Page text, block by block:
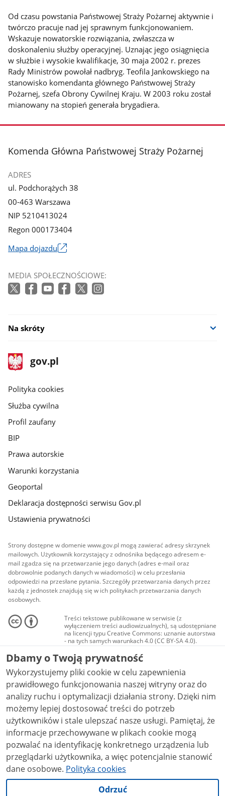
Od czasu powstania Państwowej Straży Pożarnej aktywnie i
twórczo pracuje nad jej sprawnym funkcjonowaniem.
Wskazuje nowatorskie rozwiązania, zwłaszcza w
doskonaleniu służby operacyjnej. Uznając jego osiągnięcia
w służbie i wysokie kwalifikacje, 30 maja 2002 r. prezes
Rady Ministrów powołał nadbryg. Teofila Jankowskiego na
stanowisko komendanta głównego Państwowej Straży
Pożarnej, szefa Obrony Cywilnej Kraju. W 2003 roku został
mianowany na stopień generała brygadiera.
stopka
Komenda Główna Państwowej Straży Pożarnej
ADRES
ul. Podchorążych 38
00-463 Warszawa
NIP 5210413024
Regon 000173404
Mapa dojazdu
się
w
MEDIA SPOŁECZNOŚCIOWE:
Na skróty
stopka
gov.pl
Strona
gov.pl
gov.pl
Polityka cookies
Służba cywilna
Profil zaufany
BIP
Prawa autorskie
Warunki korzystania
Geoportal
Deklaracja dostępności serwisu Gov.pl
Ustawienia prywatności
Strony dostępne w domenie www.gov.pl mogą zawierać adresy skrzynek
mailowych. Użytkownik korzystający z odnośnika będącego adresem e-
mail zgadza się na przetwarzanie jego danych (adres e-mail oraz
dobrowolnie podanych danych w wiadomości) w celu przesłania
odpowiedzi na przesłane pytania. Szczegóły przetwarzania danych przez
każdą z jednostek znajdują się w ich politykach przetwarzania danych
osobowych.
Treści tekstowe publikowane w serwisie (z
wyłączeniem treści audiowizualnych), są udostępniane
na licencji typu Creative Commons: uznanie autorstwa
- na tych samych warunkach 4.0 (CC BY-SA 4.0).
Materiały audiowizualne, w tym zdjęcia, materiały
audio i wideo, są udostępniane na licencji typu
Creative Commons: uznanie autorstwa użycie
niekomercyjne - bez utworów zależnych 4.0 (CC BY-
NC-ND 4.0), o ile nie jest to stwierdzone inaczej.
Dbamy o Twoją prywatność
Wykorzystujemy pliki cookie w celu zapewnienia
prawidłowego funkcjonowania naszej witryny oraz do
analizy ruchu i optymalizacji działania strony. Dzięki nim
możemy lepiej dostosować treści do potrzeb
użytkowników i stale ulepszać nasze usługi. Pamiętaj, że
informacje przechowywane w plikach cookie mogą
pozwalać na identyfikację konkretnego urządzenia lub
przeglądarki użytkownika, a więc potencjalnie stanowić
dane osobowe. Polityka cookies
Odrzuć